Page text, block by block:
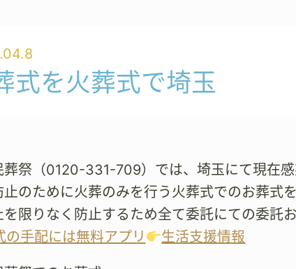
式を火葬式で埼玉
葬祭（0120-331-709）では、埼玉にて現在
止のために火葬のみを行う火葬式でのお葬式
限りなく防止するため全て委託にての委託
の手配には無料アプリ
生活支援情報